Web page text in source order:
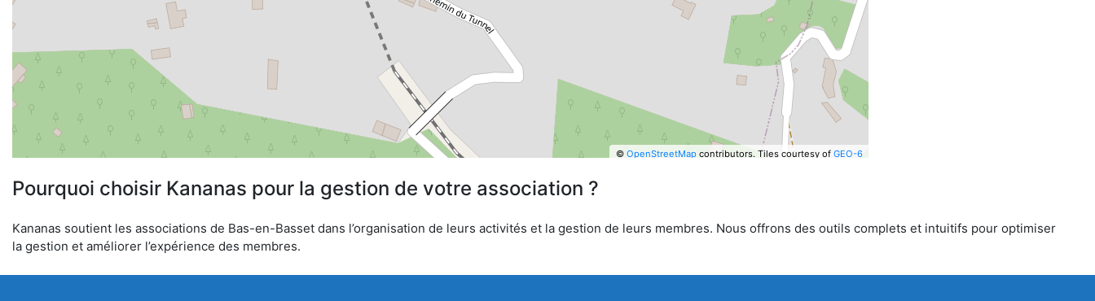
© OpenStreetMapcontributors. Tiles courtesy of GEO-6
Pourquoi choisir Kananas pour la gestion de votre association ?
Kananas soutient les associations de Bas-en-Basset dans l’organisation de leurs activités et la gestion de leurs membres. Nous offrons des outils complets et intuitifs pour optimiser
la gestion et améliorer l’expérience des membres.